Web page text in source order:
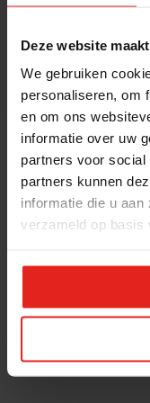
Deze website
We gebruiken
personaliseren, om
en om ons
informatie over uw
partners voor
partners kunnen
informatie die u
verzameld op basis
Dankzij de
vrijwilligers,
Download